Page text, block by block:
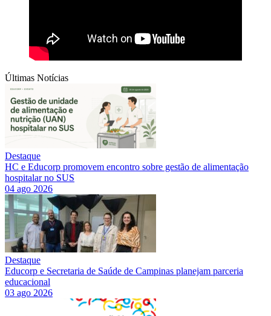
Últimas Notícias
Destaque
HC e Educorp promovem encontro sobre gestão de alimentação
hospitalar no SUS
04 ago 2026
Destaque
Educorp e Secretaria de Saúde de Campinas planejam parceria
educacional
03 ago 2026